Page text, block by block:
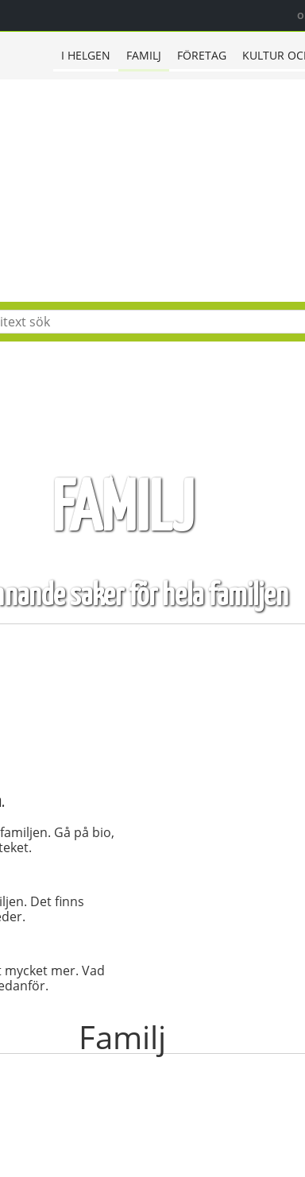
I HELGEN FAMILJ FÖRETAG KULTUR
FAMILJ
saker för hela familjen
Gå på bio,
Det finns
mer. Vad
Familj